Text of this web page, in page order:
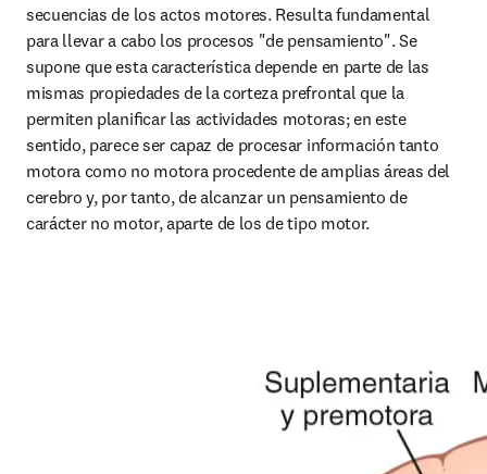
secuencias de los actos motores. Resulta fundamental
para llevar a cabo los procesos "de pensamiento". Se
supone que esta característica depende en parte de las
mismas propiedades de la corteza prefrontal que la
permiten planiﬁcar las actividades motoras; en este
sentido, parece ser capaz de procesar información tanto
motora como no motora procedente de amplias áreas del
cerebro y, por tanto, de alcanzar un pensamiento de
carácter no motor, aparte de los de tipo motor.